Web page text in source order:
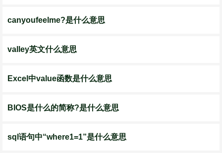
canyoufeelme?是什么意思
valley英文什么意思
Excel中value函数是什么意思
BIOS是什么的简称?是什么意思
sql语句中“where1=1”是什么意思